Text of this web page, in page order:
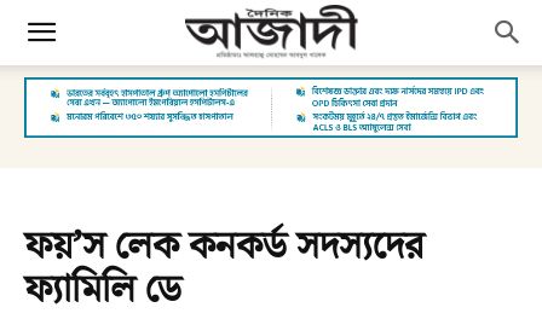
ফয়’স লেক কনকর্ড সদস্যদের
ফ্যামিলি ডে